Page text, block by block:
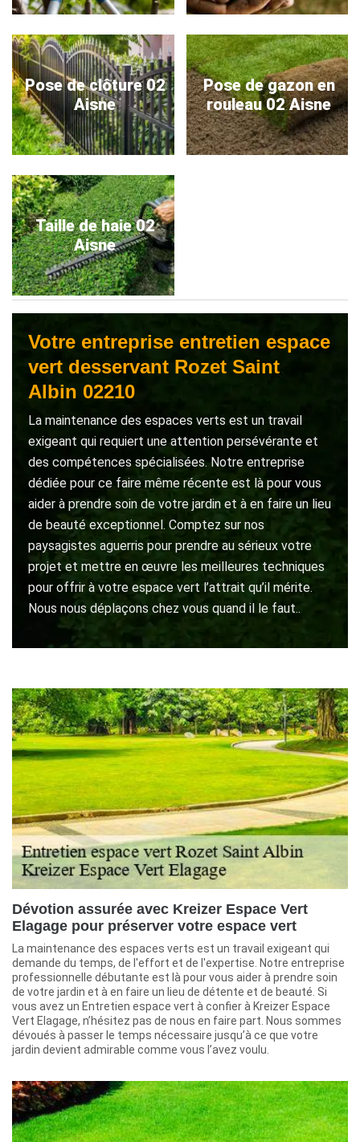
Pose de clôture 02
Aisne
Pose de gazon en
rouleau 02 Aisne
Taille de haie 02
Aisne
Votre entreprise entretien espace
vert desservant Rozet Saint
Albin 02210
La maintenance des espaces verts est un travail
exigeant qui requiert une attention persévérante et
des compétences spécialisées. Notre entreprise
dédiée pour ce faire même récente est là pour vous
aider à prendre soin de votre jardin et à en faire un lieu
de beauté exceptionnel. Comptez sur nos
paysagistes aguerris pour prendre au sérieux votre
projet et mettre en œuvre les meilleures techniques
pour offrir à votre espace vert l’attrait qu’il mérite.
Nous nous déplaçons chez vous quand il le faut..
Dévotion assurée avec Kreizer Espace Vert
Elagage pour préserver votre espace vert
La maintenance des espaces verts est un travail exigeant qui
demande du temps, de l'effort et de l'expertise. Notre entreprise
professionnelle débutante est là pour vous aider à prendre soin
de votre jardin et à en faire un lieu de détente et de beauté. Si
vous avez un Entretien espace vert à confier à Kreizer Espace
Vert Elagage, n’hésitez pas de nous en faire part. Nous sommes
dévoués à passer le temps nécessaire jusqu’à ce que votre
jardin devient admirable comme vous l’avez voulu.